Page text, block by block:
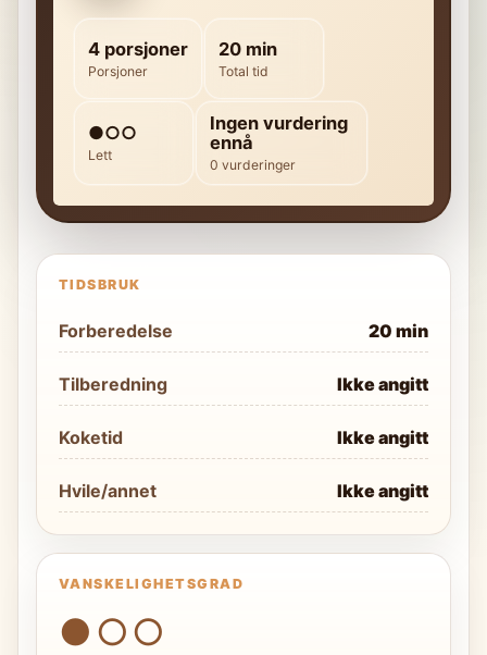
4 porsjoner
Porsjoner
20 min
Total tid
●○○
Lett
Ingen vurdering
ennå
0 vurderinger
TIDSBRUK
Forberedelse 20 min
Tilberedning Ikke angitt
Koketid Ikke angitt
Hvile/annet Ikke angitt
VANSKELIGHETSGRAD
●○○